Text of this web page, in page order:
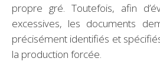
propre gré. Toutefois, afin
excessives, les documents
précisément identifiés et
la production forcée.